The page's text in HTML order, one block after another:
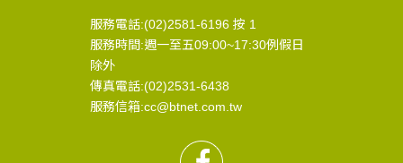
服務電話:(02)2581-6196 按 1
服務時間:週一至五09:00~17:30例假日
除外
傳真電話:(02)2531-6438
服務信箱:cc@btnet.com.tw